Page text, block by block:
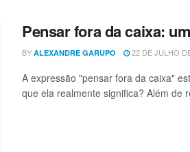
Pensar fora da caixa:
BY ALEXANDRE GARUPO 22 DE JULHO
A expressão "pensar fora da caixa"
que ela realmente significa? Além de